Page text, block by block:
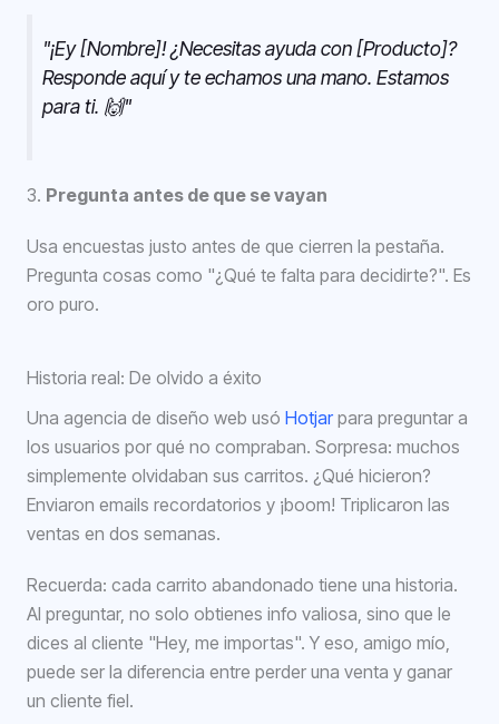
"¡Ey [Nombre]! ¿Necesitas ayuda con [Producto]?
Responde aquí y te echamos una mano. Estamos
para ti. 🙌"
3. Pregunta antes de que se vayan
Usa encuestas justo antes de que cierren la pestaña.
Pregunta cosas como "¿Qué te falta para decidirte?". Es
oro puro.
Historia real: De olvido a éxito
Una agencia de diseño web usó Hotjar para preguntar a
los usuarios por qué no compraban. Sorpresa: muchos
simplemente olvidaban sus carritos. ¿Qué hicieron?
Enviaron emails recordatorios y ¡boom! Triplicaron las
ventas en dos semanas.
Recuerda: cada carrito abandonado tiene una historia.
Al preguntar, no solo obtienes info valiosa, sino que le
dices al cliente "Hey, me importas". Y eso, amigo mío,
puede ser la diferencia entre perder una venta y ganar
un cliente fiel.